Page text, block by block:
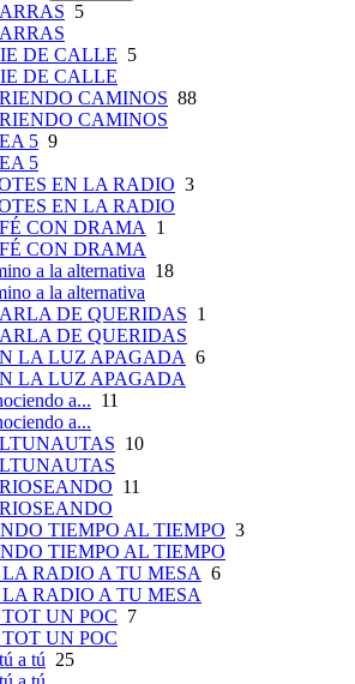
5
DE CALLE 5
DE CALLE
CAMINOS 88
CAMINOS
5 9
5
EN LA RADIO 3
EN LA RADIO
CON DRAMA
1
CON DRAMA
a la alternativa 18
a la alternativa
DE QUERIDAS 1
DE QUERIDAS
LA LUZ APAGADA 6
LA LUZ APAGADA
a... 11
a...
10
11
TIEMPO AL TIEMPO 3
TIEMPO AL TIEMPO
RADIO A TU MESA 6
RADIO A TU MESA
UN POC 7
UN POC
a tú 25